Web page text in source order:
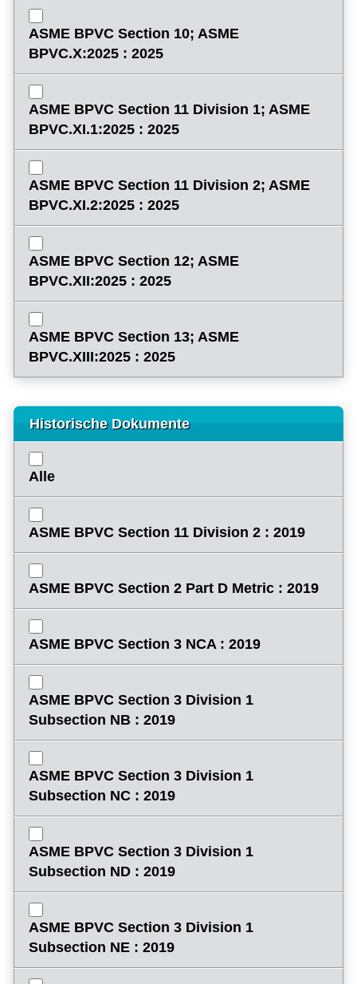
ASME BPVC Section 10; ASME
BPVC.X:2025 : 2025
ASME BPVC Section 11 Division 1; ASME
BPVC.XI.1:2025 : 2025
ASME BPVC Section 11 Division 2; ASME
BPVC.XI.2:2025 : 2025
ASME BPVC Section 12; ASME
BPVC.XII:2025 : 2025
ASME BPVC Section 13; ASME
BPVC.XIII:2025 : 2025
Historische Dokumente
Alle
ASME BPVC Section 11 Division 2 : 2019
ASME BPVC Section 2 Part D Metric : 2019
ASME BPVC Section 3 NCA : 2019
ASME BPVC Section 3 Division 1
Subsection NB : 2019
ASME BPVC Section 3 Division 1
Subsection NC : 2019
ASME BPVC Section 3 Division 1
Subsection ND : 2019
ASME BPVC Section 3 Division 1
Subsection NE : 2019